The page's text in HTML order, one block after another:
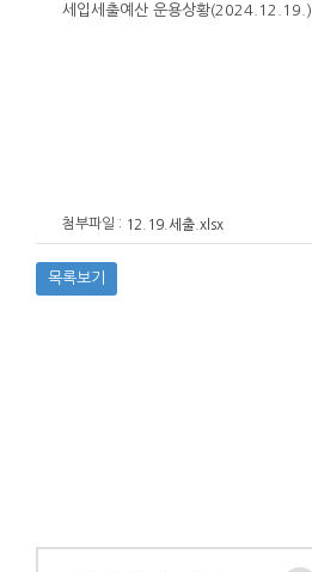
세입세출예산 운용상황(2024.12.19.)
첨부파일 : 12.19.세출.xlsx
목록보기